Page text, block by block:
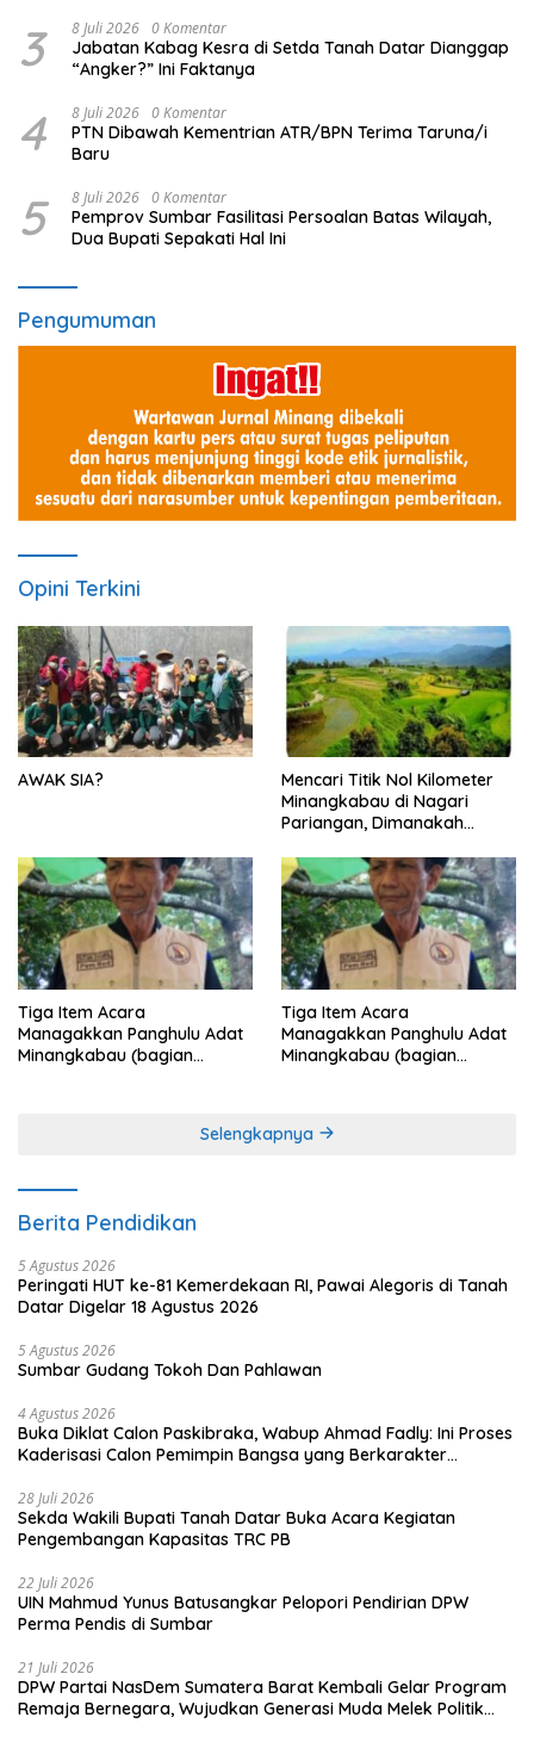
3 8 Juli 2026 0 Komentar
Jabatan Kabag Kesra di Setda Tanah Datar Dianggap
“Angker?” Ini Faktanya
4 8 Juli 2026 0 Komentar
PTN Dibawah Kementrian ATR/BPN Terima Taruna/i
Baru
5 8 Juli 2026 0 Komentar
Pemprov Sumbar Fasilitasi Persoalan Batas Wilayah,
Dua Bupati Sepakati Hal Ini
Pengumuman
Opini Terkini
AWAK SIA?
Mencari Titik Nol Kilometer
Minangkabau di Nagari
Pariangan, Dimanakah
Tiga Item Acara
Managakkan Panghulu Adat
Minangkabau (bagian
Tiga Item Acara
Managakkan Panghulu Adat
Minangkabau (bagian
Selengkapnya
Berita Pendidikan
5 Agustus 2026
Peringati HUT ke-81 Kemerdekaan RI, Pawai Alegoris di Tanah
Datar Digelar 18 Agustus 2026
5 Agustus 2026
Sumbar Gudang Tokoh Dan Pahlawan
4 Agustus 2026
Buka Diklat Calon Paskibraka, Wabup Ahmad Fadly: Ini Proses
Kaderisasi Calon Pemimpin Bangsa yang Berkarakter
28 Juli 2026
Sekda Wakili Bupati Tanah Datar Buka Acara Kegiatan
Pengembangan Kapasitas TRC PB
22 Juli 2026
UIN Mahmud Yunus Batusangkar Pelopori Pendirian DPW
Perma Pendis di Sumbar
21 Juli 2026
DPW Partai NasDem Sumatera Barat Kembali Gelar Program
Remaja Bernegara, Wujudkan Generasi Muda Melek Politik